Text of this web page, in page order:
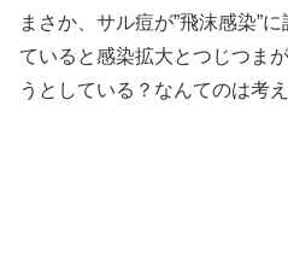
まさか、サル痘が”飛沫感染”
ていると感染拡大とつじつま
うとしている？なんてのは考